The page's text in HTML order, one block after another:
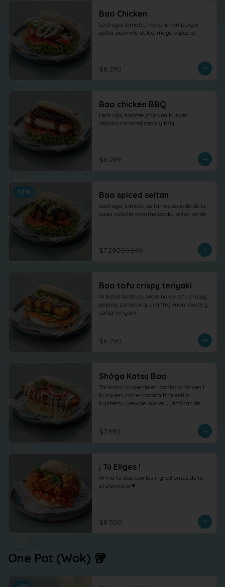
Bao Chicken
Lechuga, tomate, free chicken burger,
palta, pepinillo dulce, mayo especial.
$8.290
Bao chicken BBQ
Lechuga, tomate, chicken burger,  ,
cebolla caramelizada y bbq
$8.289
-12% Bao spiced seitan
Lechuga, tomate, seitan especiado de la
casa, cebolla caramelizada, salsa verde.
$7.290$8.290
Bao tofu crispy teriyaki
Al estilo asiático, proteína de tofu crispy,
pepino, zanahoria, cilantro, maní dulce y
salsa teriyaki.
$8.290
Shôga Katsu Bao
Torikatsu crujiente en panko (chicken´t
burguer) con ensalada fina estilo
kyabetsu, kewpie suave y láminas de
cilantro fresco.
$7.990
¡ Tú Eliges !
Arma tu bao con los ingredientes de tu
preferencia ♥
$8.500
One Pot (Wok) 🥡